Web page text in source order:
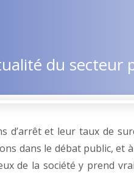
du secteur
d’arrêt et leur taux de
dans le débat public, et
de la société y prend